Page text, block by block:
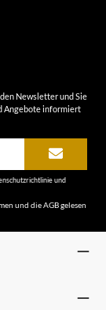
Newsletter und Sie
Angebote informiert
und
und dieAGBgelesen